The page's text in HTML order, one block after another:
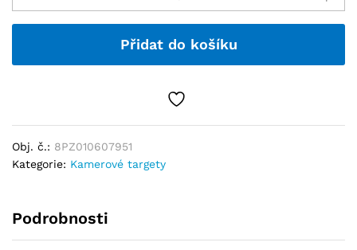
Přidat do košíku
Obj. č.: 8PZ010607951
Kategorie: Kamerové targety
Podrobnosti